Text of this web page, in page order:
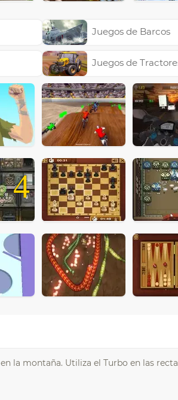
Juegos de Barcos
Juegos de
4
en la montaña. Utiliza el Turbo en las